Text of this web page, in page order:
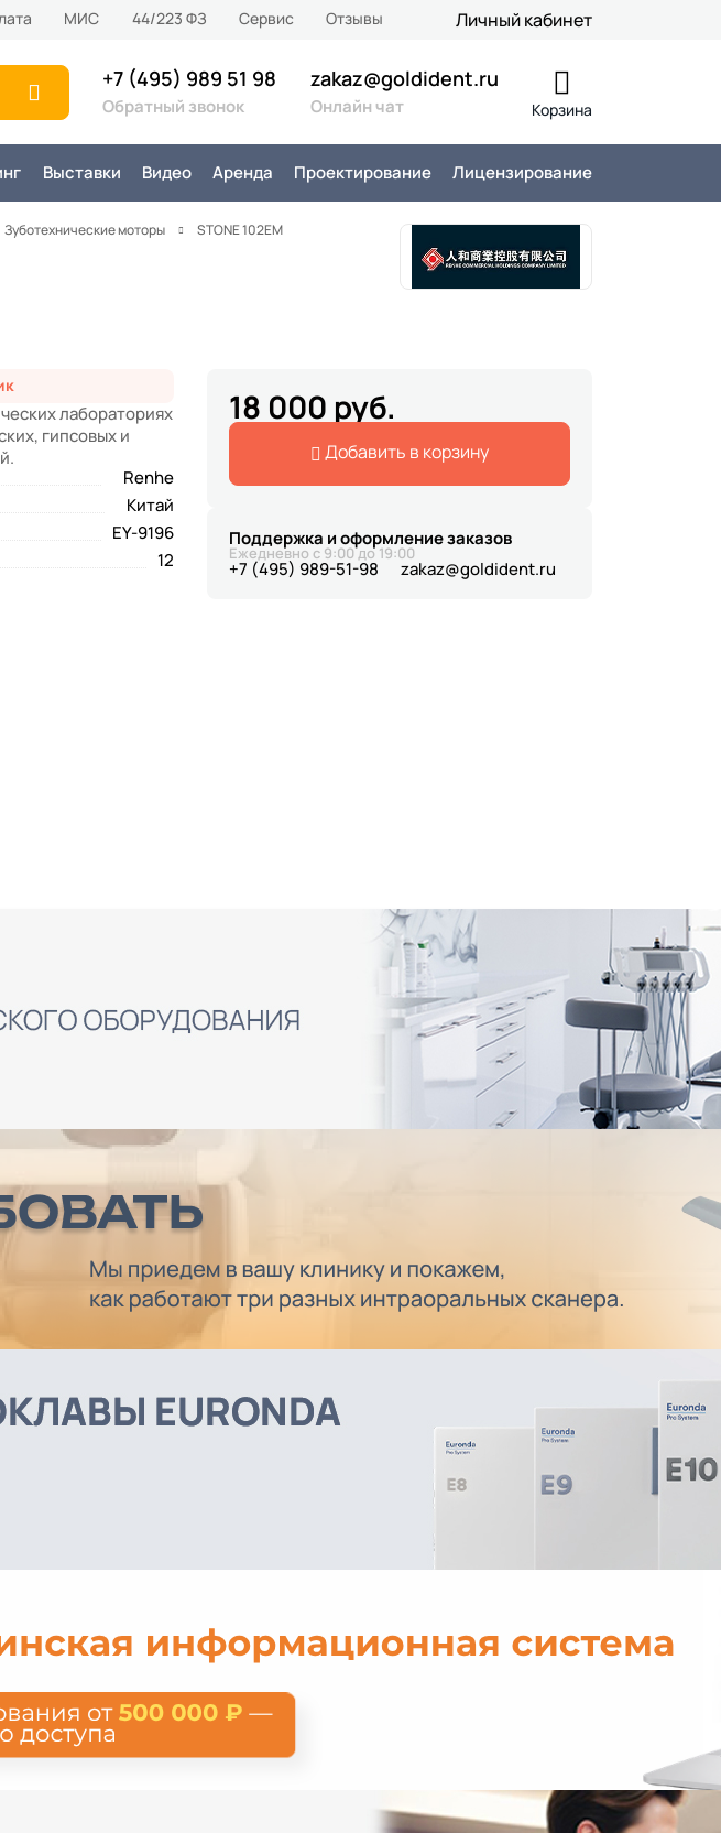
MИС 44/223 ФЗ Сервис Отзывы Личный кабинет
+7 (495) 989 51 98
Обратный звонок
zakaz@goldident.ru
Онлайн чат Корзина
Выставки Видео Аренда Проектирование Лицензирование
Зуботехнические моторы STONE 102EM
лабораториях
гипсовых и
Renhe
Китай
EY-9196
12
18 000 руб.
Добавить в корзину
Поддержка и оформление заказов
Ежедневно с 9:00 до 19:00
+7 (495) 989-51-98 zakaz@goldident.ru